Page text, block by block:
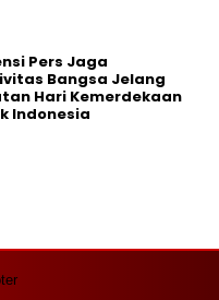
Pers Jaga
Bangsa Jelang
Hari Kemerdekaan
Indonesia